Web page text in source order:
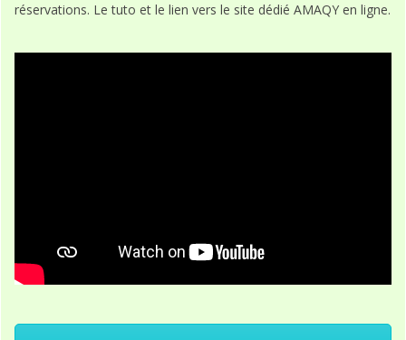
réservations. Le tuto et le lien vers le site dédié AMAQY en ligne.